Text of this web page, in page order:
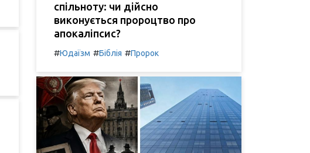
спільноту: чи дійсно
виконується пророцтво про
апокаліпсис?
#Юдаїзм #Біблія #Пророк